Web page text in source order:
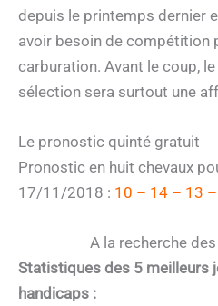
depuis le printemps dernier
avoir besoin de compétition
carburation. Avant le coup,
sélection sera surtout une
Le pronostic quinté gratuit
Pronostic en huit chevaux
17/11/2018 : 10 – 14 – 13
A la recherche
Statistiques des 5 meilleurs
handicaps :